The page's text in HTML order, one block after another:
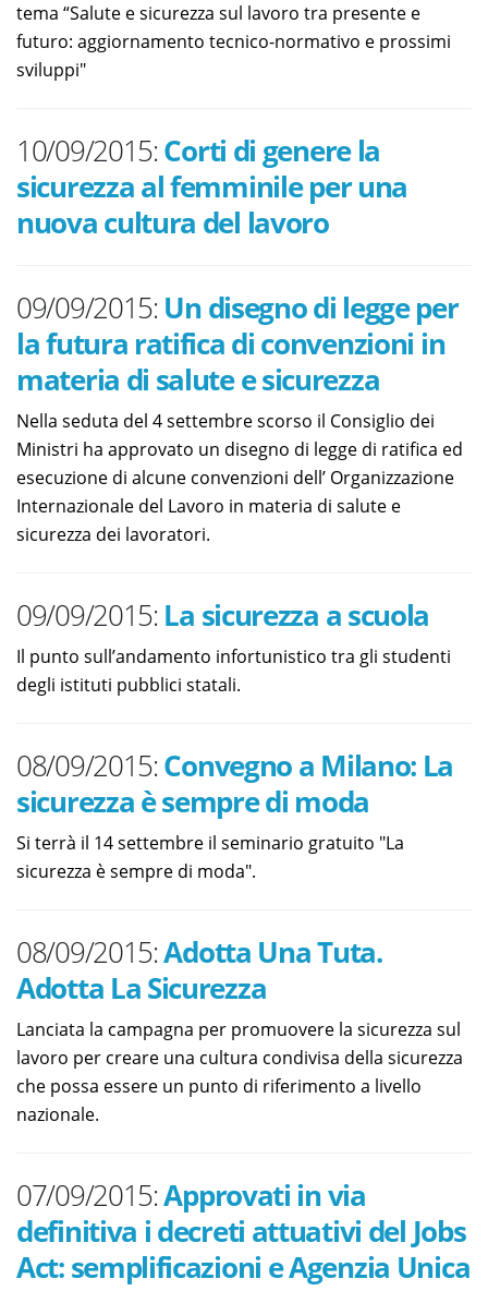
tema “Salute e sicurezza sul lavoro tra presente e
futuro: aggiornamento tecnico-normativo e prossimi
sviluppi"
10/09/2015:Corti di genere la
sicurezza al femminile per una
nuova cultura del lavoro
09/09/2015: Un disegno di legge per
la futura ratifica di convenzioni in
materia di salute e sicurezza
Nella seduta del 4 settembre scorso il Consiglio dei
Ministri ha approvato un disegno di legge di ratifica ed
esecuzione di alcune convenzioni dell’ Organizzazione
Internazionale del Lavoro in materia di salute e
sicurezza dei lavoratori.
09/09/2015: La sicurezza a scuola
Il punto sull’andamento infortunistico tra gli studenti
degli istituti pubblici statali.
08/09/2015:Convegno a Milano: La
sicurezza è sempre di moda
Si terrà il 14 settembre il seminario gratuito "La
sicurezza è sempre di moda".
08/09/2015:Adotta Una Tuta.
Adotta La Sicurezza
Lanciata la campagna per promuovere la sicurezza sul
lavoro per creare una cultura condivisa della sicurezza
che possa essere un punto di riferimento a livello
nazionale.
07/09/2015:Approvati in via
definitiva i decreti attuativi del Jobs
Act: semplificazioni e Agenzia Unica